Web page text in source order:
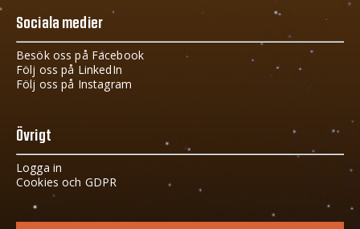
Sociala medier
Besök oss på Facebook
Följ oss på LinkedIn
Följ oss på Instagram
Övrigt
Logga in
Cookies och GDPR